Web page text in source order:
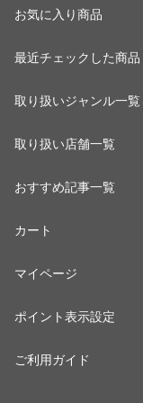
お気に入り商品
最近チェックした商品
取り扱いジャンル一覧
取り扱い店舗一覧
おすすめ記事一覧
カート
マイページ
ポイント表示設定
ご利用ガイド